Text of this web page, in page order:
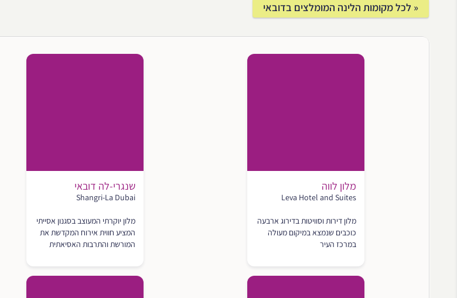
« לכל מקומות הלינה המומלצים בדובאי
מלון לווה
Leva Hotel and Suites
מלון דירות וסוויטות בדירוג ארבעה
כוכבים שנמצא במיקום מעולה
במרכז העיר
שנגרי-לה דובאי
Shangri-La Dubai
מלון יוקרתי המעוצב בסגנון אסייתי
המציע חווית אירוח המקדשת את
המורשת והתרבות האסיאתית